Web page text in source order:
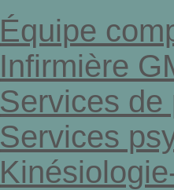
Équipe
Infirmière
Services de
Services